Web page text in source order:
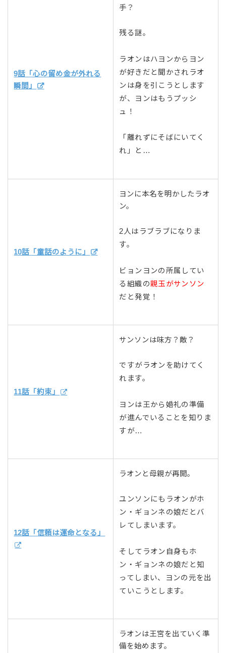
9話「心の留め金が外れる
瞬間」
手？
残る謎。
ラオンはハヨンからヨン
が好きだと聞かされラオ
ンは身を引こうとします
が、ヨンはもうプッシ
ュ！
「離れずにそばにいてく
れ」と…
10話「童話のように」
ヨンに本名を明かしたラオ
ン。
2人はラブラブになりま
す。
ビョンヨンの所属してい
る組織の親玉がサンソン
だと発覚！
11話「約束」
サンソンは味方？敵？
ですがラオンを助けてく
れます。
ヨンは王から婚礼の準備
が進んでいることを知りま
すが…
12話「信頼は運命となる」
ラオンと母親が再開。
ユンソンにもラオンがホ
ン・ギョンネの娘だとバ
レてしまいます。
そしてラオン自身もホ
ン・ギョンネの娘だと知
ってしまい、ヨンの元を出
ていこうとします。
ラオンは王宮を出ていく準
備を始めます。